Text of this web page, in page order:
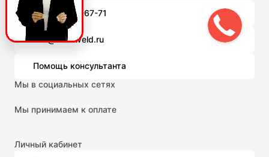
8 (800) 301-67-71
info@frostweld.ru
Помощь консультанта
Мы в социальных сетях
Мы принимаем к оплате
Личный кабинет